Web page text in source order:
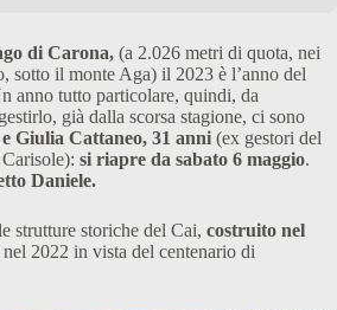
di Carona, (a 2.026 metri di quota, nei
sotto il monte Aga) il 2023 è l’anno del
anno tutto particolare, quindi, da
già dalla scorsa stagione, ci sono
Giulia Cattaneo, 31 anni (ex gestori del
si riapre da sabato 6 maggio.
Daniele.
strutture storiche del Cai, costruito nel
nel 2022 in vista del centenario di